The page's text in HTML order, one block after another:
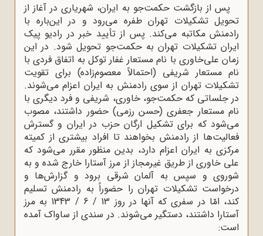
پس از بازگشت حکمت‌جو به ایران، شهریاری در آغاز از
تحویل تشکیلات تهران طفره می‌رود و در این‌باره با
رادمنش مکاتبه می‌کند. پس از تأیید خبر در رادیو پیک
ایران تشکیلات تهران به حکمت‌جو تحویل شود. در این
زمان علی‌خاوری با نام مستعار غفار توکل به اتفاق فردی با
نام مستعار شریفی (احتمالاً معصوم‌زاده) برای تقویت
تشکیلات تهران از سوی رادمنش به ایران اعزام می‌شوند.
در جلساتی که حکمت‌جو، خاوری، شریفی و فرد دیگری با
نام مستعار جعفری (حسن رزمی) حضور داشتند، مصوب
می‌شود که برای تشکیل ارگان حزب در ایران و گسترش
فعالیت‌ها از رادمنش بخواهند تا افراد بیشتری از کمیته
مرکزی به ایران اعزام دارد، بدین منظور مقرر می‌شود که
علی خاوری از طریق غیرمجاز از مرز آستارا خارج شده و به
شوروی و سپس به آلمان شرقی برود و گزارش‌ها و
درخواست تشکیلات تهران را حضوراً به رادمنش تسلیم
کند، امّا در سفری که آنها در روز 13 / 6 / 1343 به مرز
آستارا داشتند، دستگیر می‌شوند. در سندی از ساواک آمده
است: